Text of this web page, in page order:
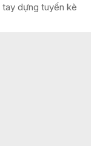
dựng tuyến kè